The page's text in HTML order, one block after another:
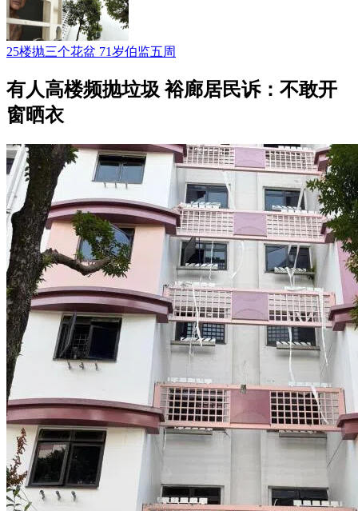
25楼抛三个花盆 71岁伯监五周
有人高楼频抛垃圾 裕廊居民诉：不敢开
窗晒衣